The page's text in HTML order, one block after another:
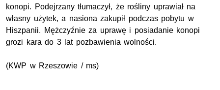
konopi. Podejrzany tłumaczył, że rośliny uprawiał na
własny użytek, a nasiona zakupił podczas pobytu w
Hiszpanii. Mężczyźnie za uprawę i posiadanie konopi
grozi kara do 3 lat pozbawienia wolności.
(KWP w Rzeszowie / ms)